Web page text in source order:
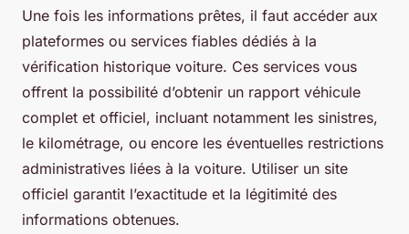
Une fois les informations prêtes, il faut accéder aux
plateformes ou services fiables dédiés à la
vérification historique voiture. Ces services vous
offrent la possibilité d’obtenir un rapport véhicule
complet et officiel, incluant notamment les sinistres,
le kilométrage, ou encore les éventuelles restrictions
administratives liées à la voiture. Utiliser un site
officiel garantit l’exactitude et la légitimité des
informations obtenues.